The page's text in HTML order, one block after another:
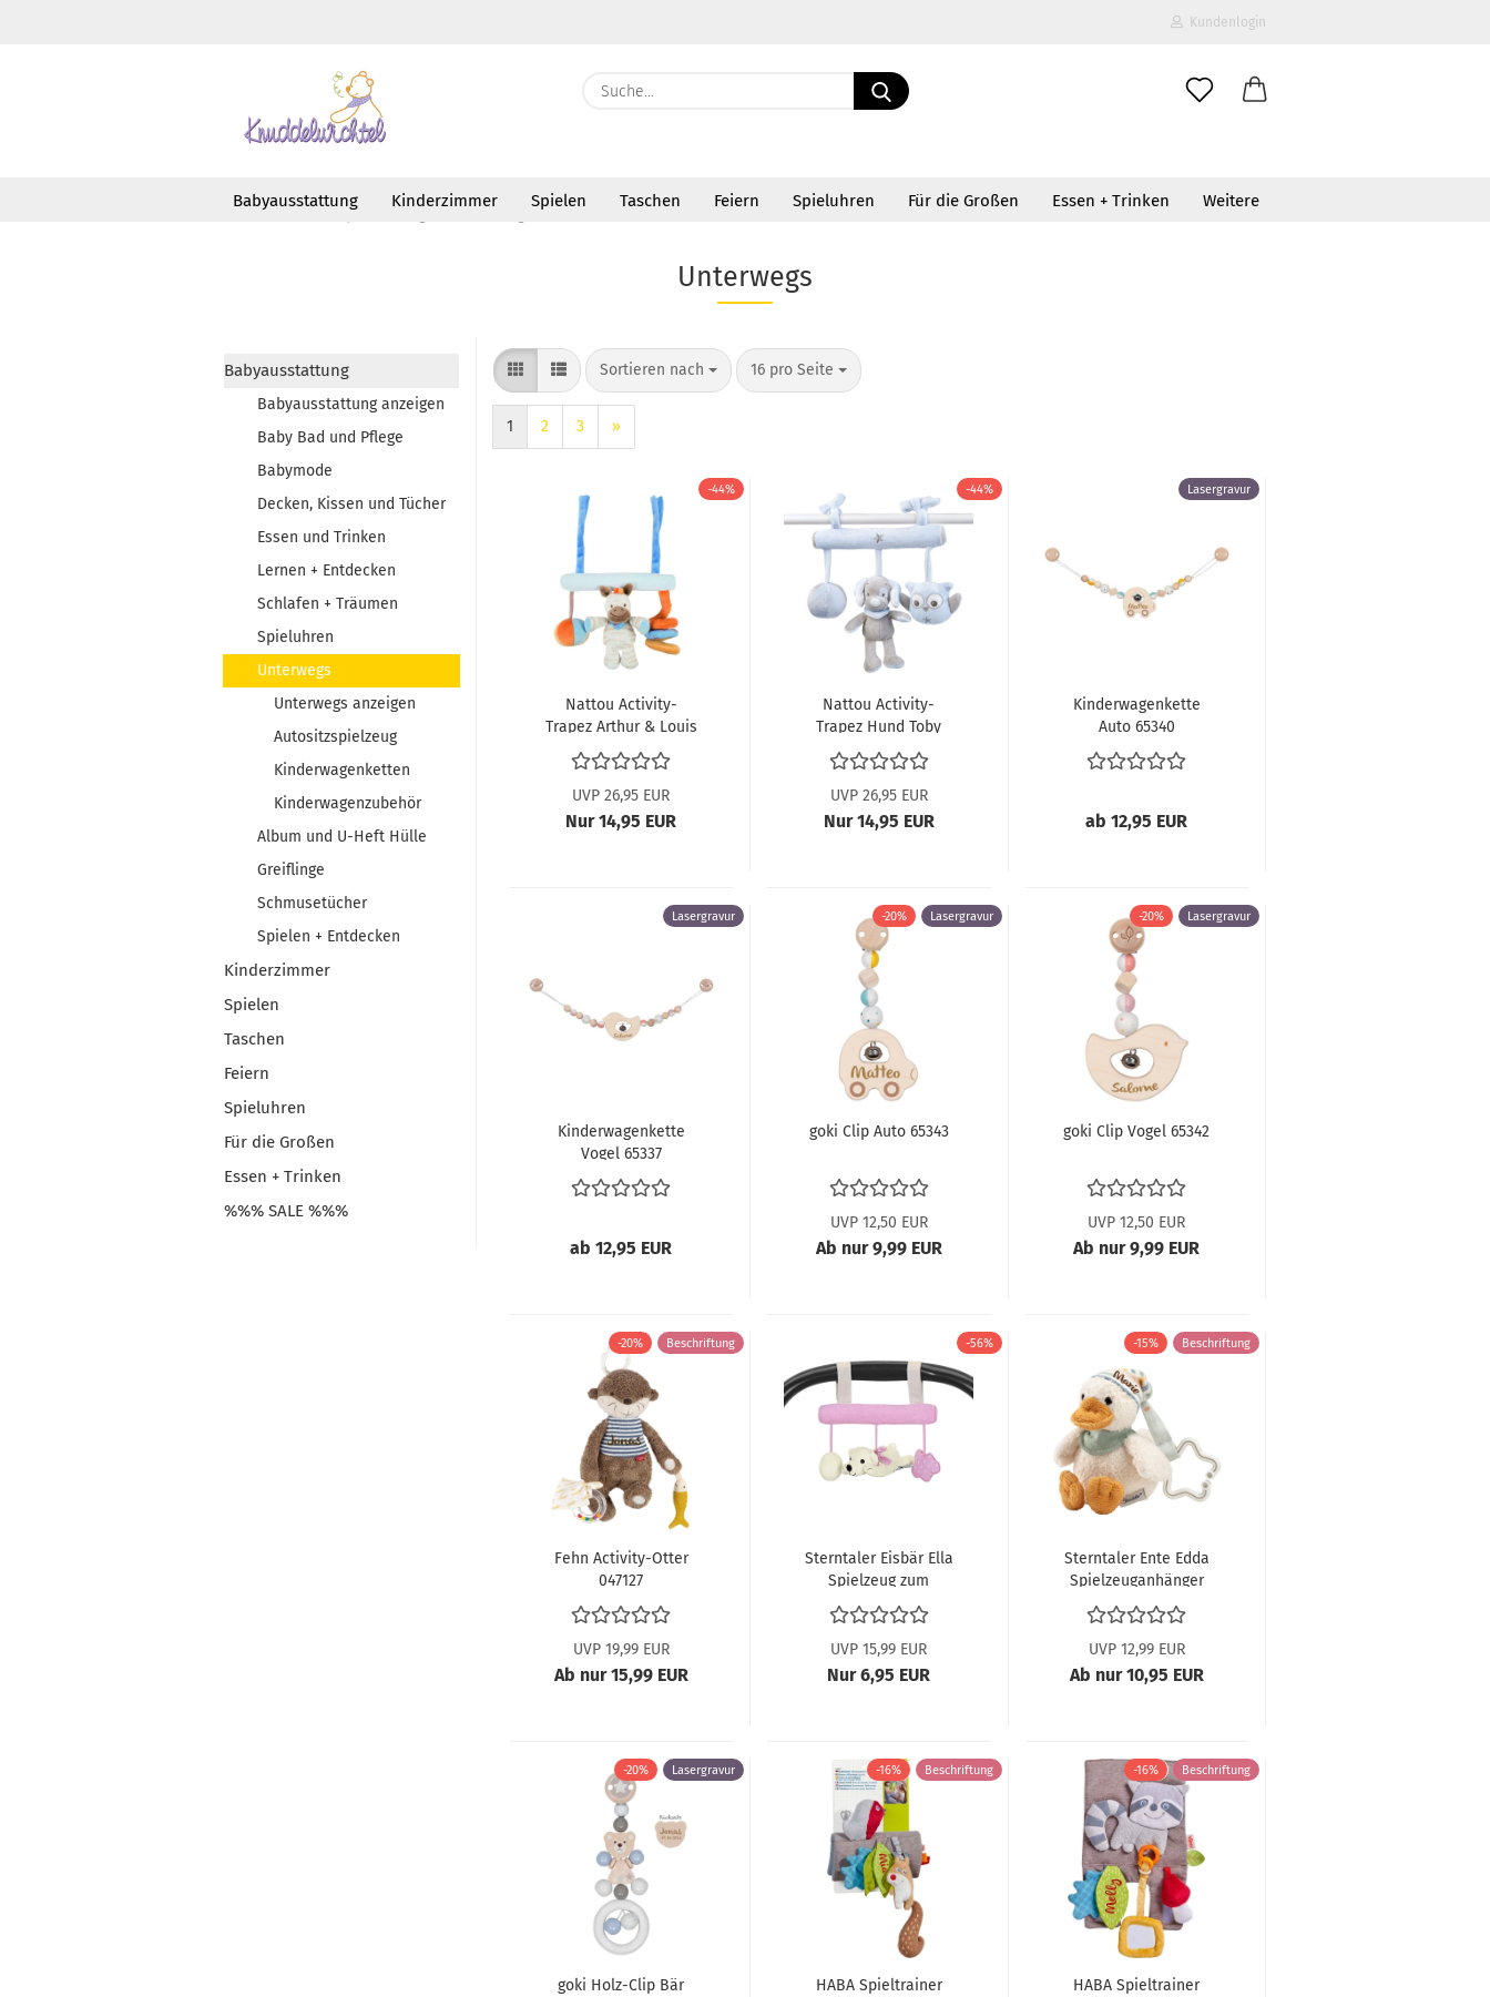
Kundenlogin
Passwort
Suche...
Babyausstattung Kinderzimmer Spielen Taschen Feiern Spieluhren Für die Großen Essen + Trinken Weitere
Unterwegs
Babyausstattung
Babyausstattung anzeigen
Baby Bad und Pflege
Babymode
Decken, Kissen und Tücher
Essen und Trinken
Lernen + Entdecken
Schlafen + Träumen
Spieluhren
Unterwegs
Unterwegs anzeigen
Autositzspielzeug
Kinderwagenketten
Kinderwagenzubehör
Album und U-Heft Hülle
Greiflinge
Schmusetücher
Spielen + Entdecken
Kinderzimmer
Spielen
Taschen
Feiern
Spieluhren
Für die Großen
Essen + Trinken
%%% SALE %%%
Sortieren nach
Sortieren nach 16 pro Seite
pro Seite
1 2 3 »
-44%
Nattou Activity-
Trapez Arthur & Louis
644198
UVP 26,95 EUR
Nur 14,95 EUR
-44%
Nattou Activity-
Trapez Hund Toby
604222
UVP 26,95 EUR
Nur 14,95 EUR
Lasergravur
Kinderwagenkette
Auto 65340
ab 12,95 EUR
Lasergravur
Kinderwagenkette
Vogel 65337
ab 12,95 EUR
-20% Lasergravur
goki Clip Auto 65343
UVP 12,50 EUR
Ab nur 9,99 EUR
-20% Lasergravur
goki Clip Vogel 65342
UVP 12,50 EUR
Ab nur 9,99 EUR
-20% Beschriftung
Fehn Activity-Otter
047127
UVP 19,99 EUR
Ab nur 15,99 EUR
-56%
Sterntaler Eisbär Ella
Spielzeug zum
Aufhängen 6601508
ABV
UVP 15,99 EUR
Nur 6,95 EUR
-15% Beschriftung
Sterntaler Ente Edda
Spielzeuganhänger
6652417
UVP 12,99 EUR
Ab nur 10,95 EUR
-20% Lasergravur
goki Holz-Clip Bär
-16% Beschriftung
HABA Spieltrainer
-16% Beschriftung
HABA Spieltrainer